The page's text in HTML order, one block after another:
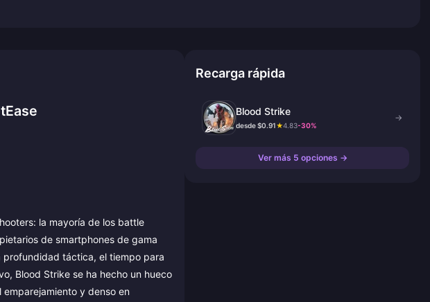
la mayoría de los battle
de smartphones de gama
profundidad táctica, el tiempo para
Blood Strike se ha hecho un hueco
y denso en
Recarga rápida
Blood Strike
desde $0.91★4.83-30%
→
Ver más 5 opciones →